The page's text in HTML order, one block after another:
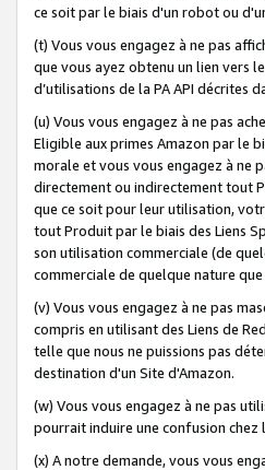
ce soit par le biais d'un robot ou
(t) Vous vous engagez à ne pas
que vous ayez obtenu un lien vers
d’utilisations de la PA API décrites
(u) Vous vous engagez à ne pas
Eligible aux primes Amazon par le
morale et vous vous engagez à ne
directement ou indirectement tout
que ce soit pour leur utilisation,
tout Produit par le biais des Liens
son utilisation commerciale (de
commerciale de quelque nature que
(v) Vous vous engagez à ne pas
compris en utilisant des Liens de
telle que nous ne puissions pas
destination d'un Site d'Amazon.
(w) Vous vous engagez à ne pas
pourrait induire une confusion
(x) A notre demande, vous vous